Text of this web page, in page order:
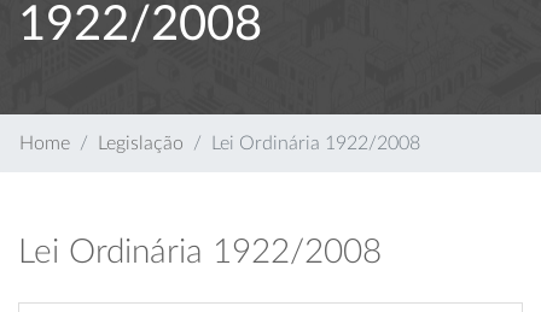
1922/2008
Home Legislação Lei Ordinária 1922/2008
Lei Ordinária 1922/2008